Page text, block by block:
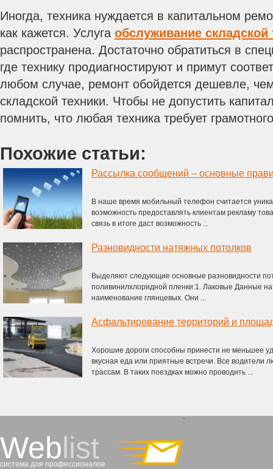
Иногда, техника нуждается в капитальном
как кажется. Услуга обслуживание складской
распространена. Достаточно обратиться в
где технику продиагностируют и примут
любом случае, ремонт обойдется дешевле,
складской техники. Чтобы не допустить
помнить, что любая техника требует
Похожие статьи:
Рассылка сообщений – основные
В наше время мобильный телефон считается
возможность предоставлять клиентам рекламу
связь в итоге даст возможность ...
Разновидности натяжных потолков
Выделяют следующие основные разновидности
поливинилхлоридной пленки:1. Лаковые Данные
наименование глянцевых. Они ...
Асфальтирование территорий и
Хорошие дороги способны принести не меньшее
вкусная еда или приятные встречи. Все водители
трассам. В таких поездках можно проводить ...
Weblist
система для профессионалов
`